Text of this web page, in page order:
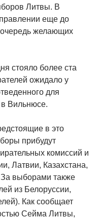
Литвы. В
еще до
желающих
стояло более ста
ожидало у
для
Вильнюсе.
в это
прибудут
комиссий и
Латвии, Казахстана,
выборами также
из Белоруссии,
Как сообщает
Сейма Литвы,